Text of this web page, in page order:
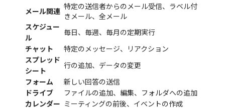
メール関連 特定の送信者からのメール受信、ラベル付
きメール、全メール
スケジュー
ル
毎日、毎週、毎月の定期実行
チャット
特定のメッセージ、リアクション
スプレッド
シート
行の追加、データの変更
フォーム
新しい回答の送信
ドライブ
ファイルの追加、編集、フォルダへの追加
カレンダー ミーティングの前後、イベントの作成